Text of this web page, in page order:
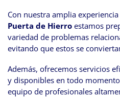
Con nuestra amplia
Puerta de Hierro estamos
variedad de problemas
evitando que estos se
Además, ofrecemos servicios
y disponibles en todo
equipo de profesionales